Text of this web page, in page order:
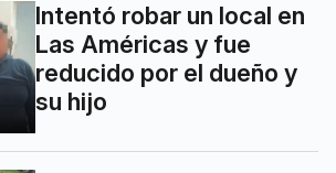
Intentó robar un local en
Las Américas y fue
reducido por el dueño y
su hijo